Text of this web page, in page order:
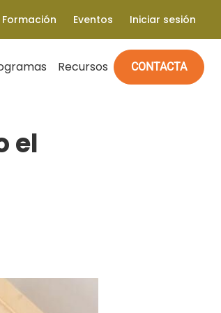
Formación Eventos Iniciar sesión
Recursos CONTACTA
el